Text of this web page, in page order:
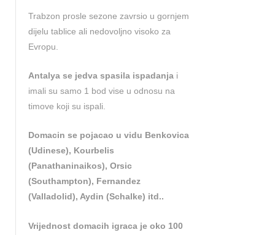
Trabzon prosle sezone zavrsio u gornjem
dijelu tablice ali nedovoljno visoko za
Evropu.
Antalya se jedva spasila ispadanja i
imali su samo 1 bod vise u odnosu na
timove koji su ispali.
Domacin se pojacao u vidu Benkovica
(Udinese), Kourbelis
(Panathaninaikos), Orsic
(Southampton), Fernandez
(Valladolid), Aydin (Schalke) itd..
Vrijednost domacih igraca je oko 100